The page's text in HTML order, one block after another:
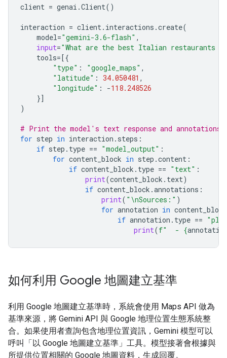
client = genai .Client()
interaction = client. interactions .create(
model="gemini-3.6-flash" ,
input="What are the best Italian restaurants
tools=[{
"type" : "google_maps" ,
"latitude" : 34.050481 ,
"longitude" : -118.248526
}]
)
# Print the model's text response and annotations
for step in interaction . steps :
if step . type == "model_output" :
for content_block in step .content :
if content_block . type == "text" :
print(content_block . text)
if content_block .annotations :
print( " \nSources:" )
for annotation in content_block
if annotation . type ==
print(f"  - {
如何利用 Google 地圖建立基準
利用 Google 地圖建立基準時，系統會使用 Maps API 做為
基準來源，將 Gemini API 與 Google 地理位置生態系統整
合。如果使用者查詢包含地理位置資訊，Gemini 模型可以
呼叫「以 Google 地圖建立基準」工具。模型接著會根據與
所提供位置相關的 Google 地圖資料，生成回覆。